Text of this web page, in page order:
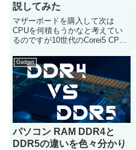
説してみた
マザーボードを購入して次は
CPUを何積もうかなと考えてい
るのですが10世代のCorei5 CPU
色々勉強ついでに解説してみまし
た
Gadget
パソコン RAM DDR4と
DDR5の違いを色々分かり